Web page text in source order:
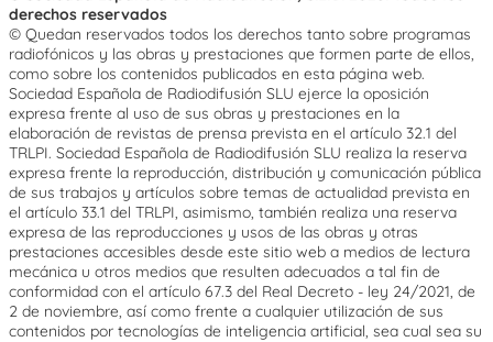
derechos reservados
© Quedan reservados todos los derechos tanto sobre programas
radiofónicos y las obras y prestaciones que formen parte de ellos,
como sobre los contenidos publicados en esta página web.
Sociedad Española de Radiodifusión SLU ejerce la oposición
expresa frente al uso de sus obras y prestaciones en la
elaboración de revistas de prensa prevista en el artículo 32.1 del
TRLPI. Sociedad Española de Radiodifusión SLU realiza la reserva
expresa frente la reproducción, distribución y comunicación pública
de sus trabajos y artículos sobre temas de actualidad prevista en
el artículo 33.1 del TRLPI, asimismo, también realiza una reserva
expresa de las reproducciones y usos de las obras y otras
prestaciones accesibles desde este sitio web a medios de lectura
mecánica u otros medios que resulten adecuados a tal fin de
conformidad con el artículo 67.3 del Real Decreto - ley 24/2021, de
2 de noviembre, así como frente a cualquier utilización de sus
contenidos por tecnologías de inteligencia artificial, sea cual sea su